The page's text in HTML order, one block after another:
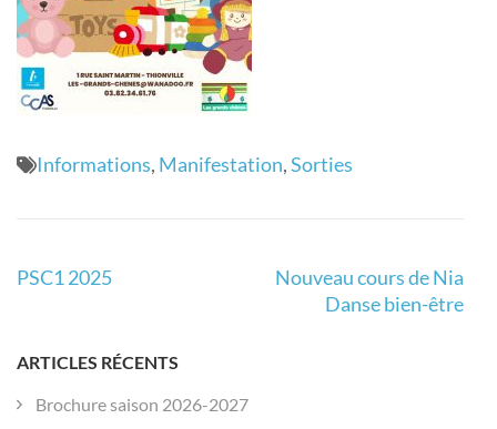
Informations, Manifestation,Sorties
Navigation
PSC1 2025
Nouveau cours de Nia
Danse bien-être
ARTICLES RÉCENTS
Brochure saison 2026-2027